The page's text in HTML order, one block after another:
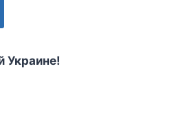
Украине!